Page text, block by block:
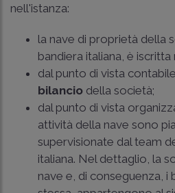
nell'istanza:
la nave di proprietà della
bandiera italiana, è iscritta
dal punto di vista
bilancio della società;
dal punto di vista
attività della nave sono
supervisionate dal team
italiana. Nel dettaglio, la
nave e, di conseguenza, i